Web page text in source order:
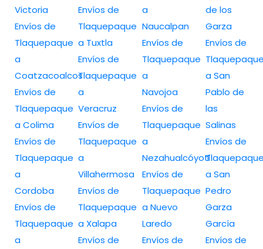
Victoria
Envíos de
Tlaquepaque
a
Coatzacoalcos
Envíos de
Tlaquepaque
a Colima
Envíos de
Tlaquepaque
a
Cordoba
Envíos de
Tlaquepaque
a
Envíos de
Tlaquepaque
a Tuxtla
Envíos de
Tlaquepaque
a
Veracruz
Envíos de
Tlaquepaque
a
Villahermosa
Envíos de
Tlaquepaque
a Xalapa
Envíos de
a
Naucalpan
Envíos de
Tlaquepaque
a
Navojoa
Envíos de
Tlaquepaque
a
Nezahualcóyotl
Envíos de
Tlaquepaque
a Nuevo
Laredo
Envíos de
de los
Garza
Envíos de
a San
Pablo de
las
Salinas
Envíos de
a San
Pedro
Garza
García
Envíos de